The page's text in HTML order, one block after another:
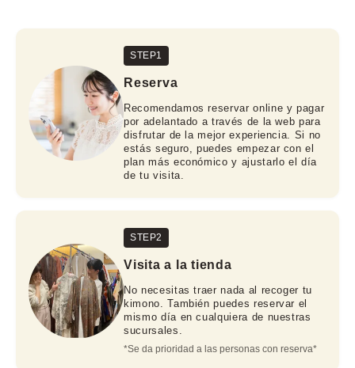
STEP1
Reserva
Recomendamos reservar online y pagar
por adelantado a través de la web para
disfrutar de la mejor experiencia. Si no
estás seguro, puedes empezar con el
plan más económico y ajustarlo el día
de tu visita.
STEP2
Visita a la tienda
No necesitas traer nada al recoger tu
kimono. También puedes reservar el
mismo día en cualquiera de nuestras
sucursales.
*Se da prioridad a las personas con reserva*